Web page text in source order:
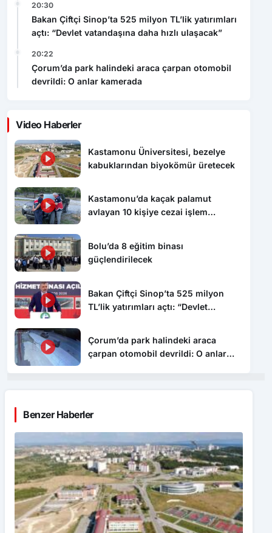
20:30
Bakan Çiftçi Sinop’ta 525 milyon TL’lik yatırımları
açtı: “Devlet vatandaşına daha hızlı ulaşacak”
20:22
Çorum’da park halindeki araca çarpan otomobil
devrildi: O anlar kamerada
Video Haberler
Kastamonu Üniversitesi, bezelye
kabuklarından biyokömür üretecek
Kastamonu’da kaçak palamut
avlayan 10 kişiye cezai işlem
Bolu’da 8 eğitim binası
güçlendirilecek
Bakan Çiftçi Sinop’ta 525 milyon
TL’lik yatırımları açtı: “Devlet
Çorum’da park halindeki araca
çarpan otomobil devrildi: O anlar
Benzer Haberler